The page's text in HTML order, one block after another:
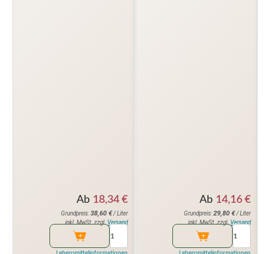
Ab 18,34 €
Grundpreis:38,60 €/ Liter
inkl. MwSt. zzgl.Versand
Ab 14,16 €
Grundpreis:29,80 €/ Liter
inkl. MwSt. zzgl.Versand